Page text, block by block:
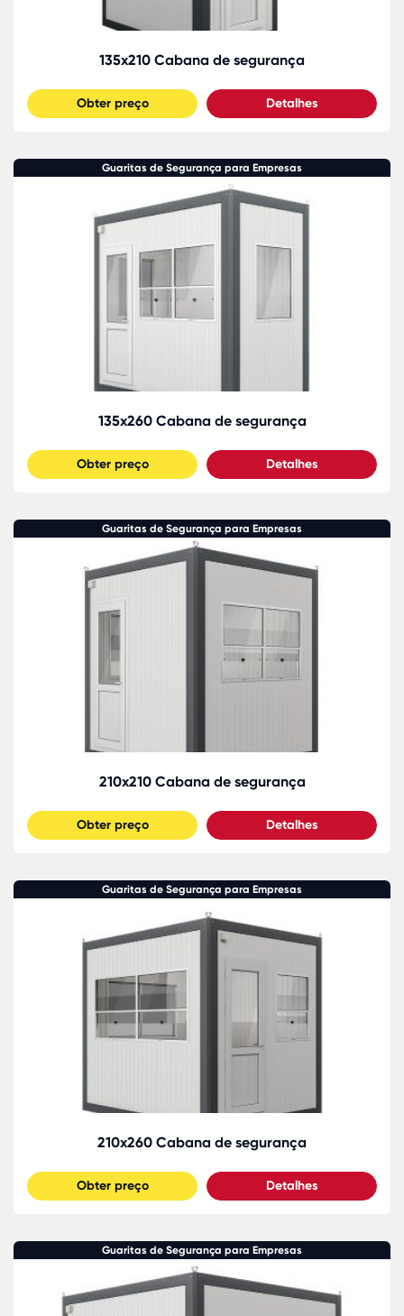
135x210 Cabana de segurança
Obter preço Detalhes
Guaritas de Segurança para Empresas
135x260 Cabana de segurança
Obter preço Detalhes
Guaritas de Segurança para Empresas
210x210 Cabana de segurança
Obter preço Detalhes
Guaritas de Segurança para Empresas
210x260 Cabana de segurança
Obter preço Detalhes
Guaritas de Segurança para Empresas